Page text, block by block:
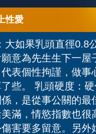
性愛
大如果乳頭直徑0.8
意為先生生下一
表個性拘謹，做
些。 乳頭硬度：
，是從事公關的
滿，情慾指數也
害要多留意。另